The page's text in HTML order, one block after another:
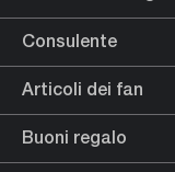
Consulente
Articoli dei fan
Buoni regalo